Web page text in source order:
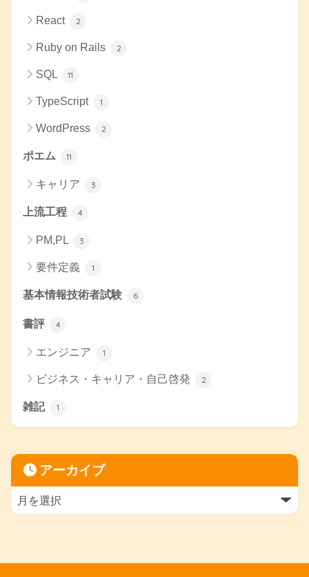
React 2
Ruby on Rails 2
SQL 11
TypeScript 1
WordPress 2
ポエム 11
キャリア 3
上流工程 4
PM,PL 3
要件定義 1
基本情報技術者試験 6
書評 4
エンジニア 1
ビジネス・キャリア・自己啓発 2
雑記 1
アーカイブ